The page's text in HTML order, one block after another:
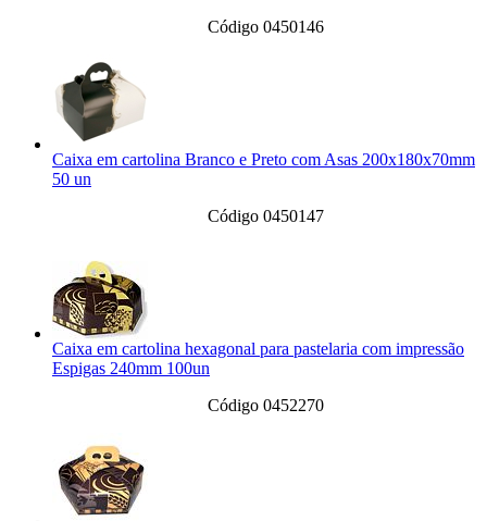
Código 0450146
Caixa em cartolina Branco e Preto com Asas 200x180x70mm
50 un
Código 0450147
Caixa em cartolina hexagonal para pastelaria com impressão
Espigas 240mm 100un
Código 0452270